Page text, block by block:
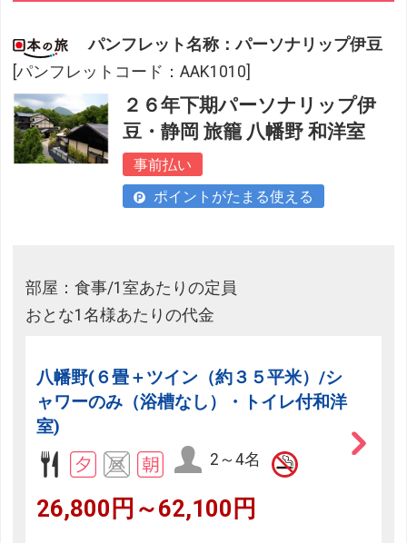
パンフレット名称：パーソナリップ伊豆
[パンフレットコード：AAK1010]
２６年下期パーソナリップ伊
豆・静岡 旅籠 八幡野 和洋室
事前払い
ポイントがたまる使える
部屋：食事/1室あたりの定員
おとな1名様あたりの代金
八幡野(６畳＋ツイン（約３５平米）/シ
ャワーのみ（浴槽なし）・トイレ付和洋
室)
2～4名
26,800円～62,100円